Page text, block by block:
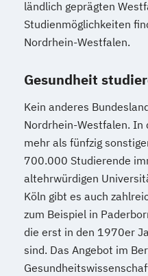
ländlich geprägten
Studienmöglichkeiten
Nordrhein-Westfalen.
Gesundheit
Kein anderes
Nordrhein-Westfalen.
mehr als fünfzig
700.000 Studierende
altehrwürdigen
Köln gibt es auch
zum Beispiel in
die erst in den 1970er
sind. Das Angebot im